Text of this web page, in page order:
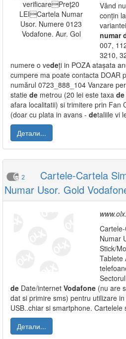
Vând
conțin
numar
007,
3210,
numere o vedeți in POZA atașata
cumpere ma poate contacta DOAR
numărul 0723_888_104 Vanzare
statie de metrou (20 lei este taxa de
afara localitatii) si trimitere prin Fan
(doar cu plata in avans - detaliile vi
Детали...
2
Cartele-Cartela
Numar Usor. Gold
Numar
Stick/Mo
Tablete
de Date/internet Vodafone (nu are
dat si primire sms) pentru utilizare
USB..chiar si smartphone.
Детали...